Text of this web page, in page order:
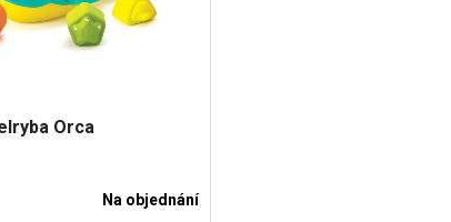
Orca
Na objednání